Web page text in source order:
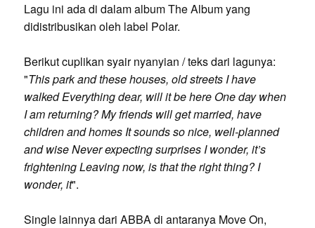
Lagu ini ada di dalam album The Album yang
didistribusikan oleh label Polar.
Berikut cuplikan syair nyanyian / teks dari lagunya:
"This park and these houses, old streets I have
walked Everything dear, will it be here One day when
I am returning? My friends will get married, have
children and homes It sounds so nice, well-planned
and wise Never expecting surprises I wonder, it’s
frightening Leaving now, is that the right thing? I
wonder, it".
Single lainnya dari ABBA di antaranya Move On,